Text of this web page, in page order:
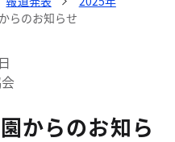
らのお知らせ
からのお知ら